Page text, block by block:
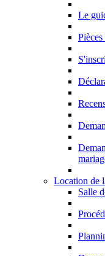
Le
Location de
Salle